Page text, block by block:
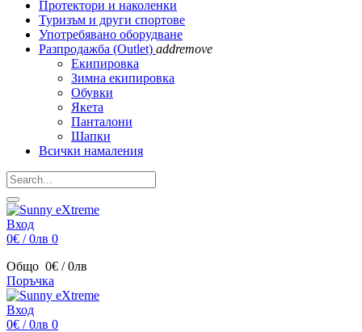
Протектори и наколенки
Туризъм и други спортове
Употребявано оборудване
Разпродажба (Outlet) addremove
Екипировка
Зимна екипировка
Обувки
Якета
Панталони
Шапки
Всички намаления
Вход
0€ / 0лв 0
Общо 0€ / 0лв
Поръчка
Вход
0€ / 0лв 0